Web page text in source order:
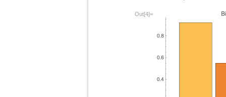
Out[4]=